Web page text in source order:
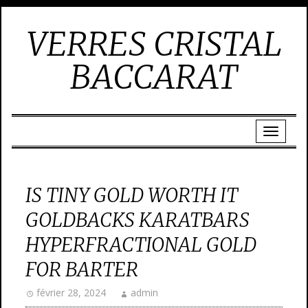
VERRES CRISTAL
BACCARAT
IS TINY GOLD WORTH IT
GOLDBACKS KARATBARS
HYPERFRACTIONAL GOLD
FOR BARTER
février 28, 2024 admin